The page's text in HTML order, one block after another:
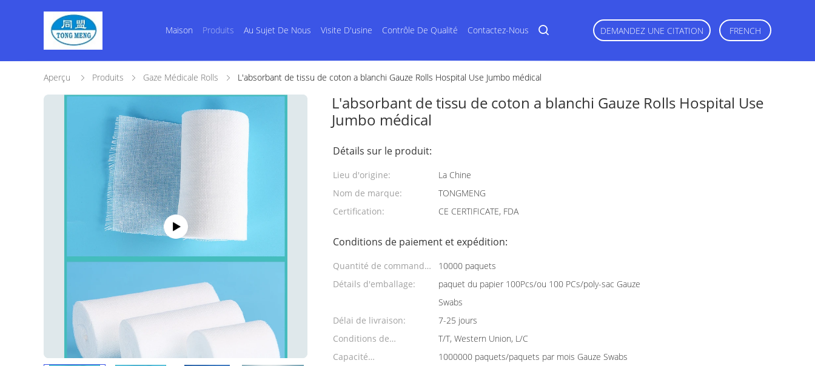
Maison Produits Au Sujet De Nous Visite D'usine Contrôle De Qualité Contactez-Nous DEMANDEZ UNE CITATION FRENCH
Aperçu Produits Gaze Médicale Rolls L'absorbant de tissu de coton a blanchi Gauze Rolls Hospital Use Jumbo médical
L'absorbant de tissu de coton a blanchi Gauze Rolls Hospital Use
Jumbo médical
Détails sur le produit:
Lieu d'origine:
La Chine
Nom de marque:
TONGMENG
Certification:
CE CERTIFICATE, FDA
Conditions de paiement et expédition:
Quantité de commande
min:
10000 paquets
Détails d'emballage:
paquet du papier 100Pcs/ou 100 PCs/poly-sac Gauze
Swabs
Délai de livraison:
7-25 jours
Conditions de
paiement:
T/T, Western Union, L/C
Capacité
1000000 paquets/paquets par mois Gauze Swabs